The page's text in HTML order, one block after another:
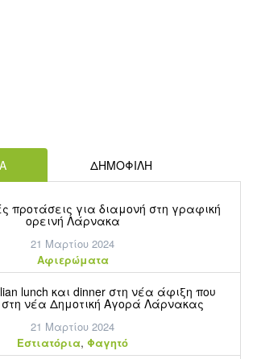
ΔΗΜΟΦΙΛΗ
προτάσεις για διαμονή στη γραφική
ορεινή Λάρνακα
21 Μαρτίου 2024
Aφιερώματα
lunch και dinner στη νέα άφιξη που
στη νέα Δημοτική Αγορά Λάρνακας
21 Μαρτίου 2024
Εστιατόρια, Φαγητό